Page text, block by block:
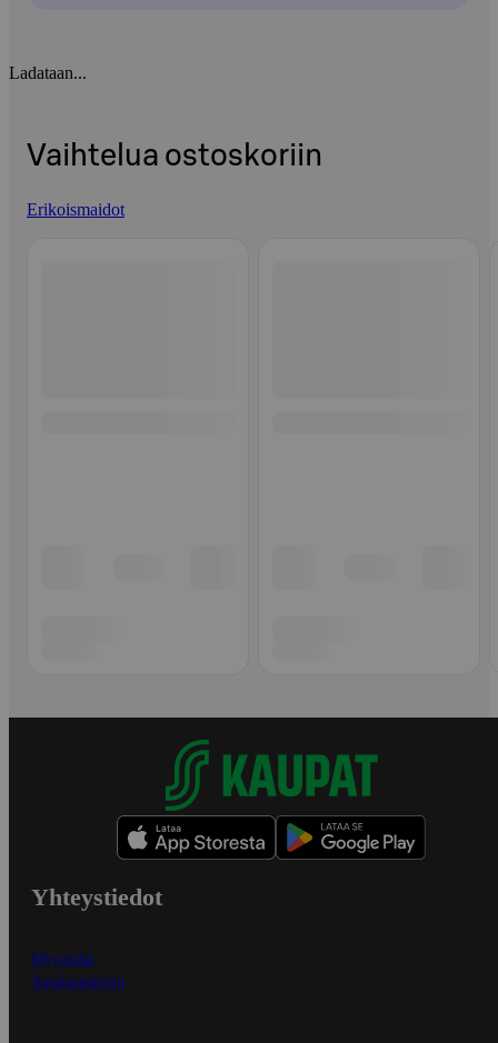
Ladataan...
Vaihtelua ostoskoriin
Erikoismaidot
Yhteystiedot
Myymälät
Asiakaspalvelu